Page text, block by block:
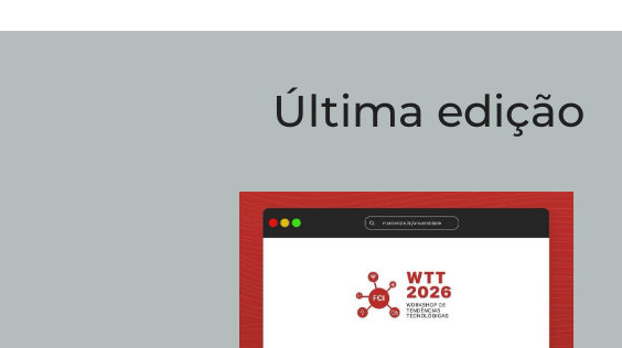
Última edição